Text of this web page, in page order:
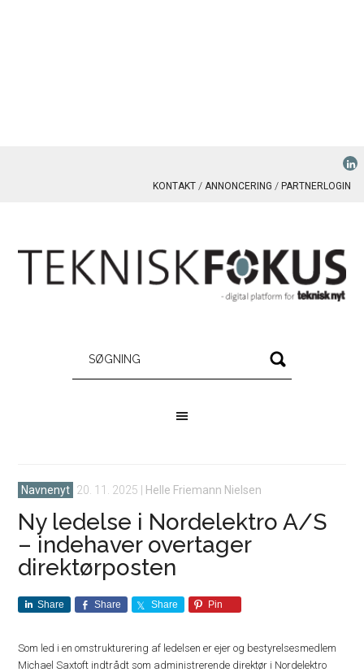
KONTAKT ANNONCERING PARTNERLOGIN
Navnenyt 20. 11. 2025 Helle Friemann Nielsen
Ny ledelse i Nordelektro A/S
– indehaver overtager
direktørposten
Share Share Share Pin
Som led i en omstrukturering af ledelsen er ejer og bestyrelsesmedlem
Michael Saxtoft indtrådt som administrerende direktør i Nordelektro